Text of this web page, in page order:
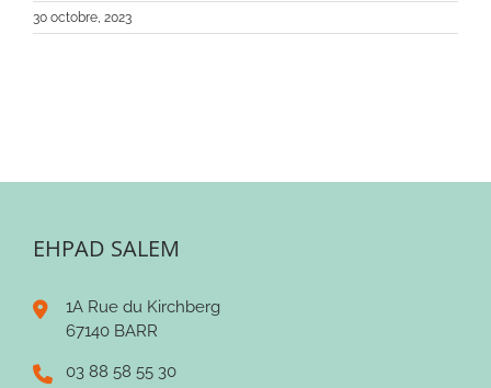
30 octobre, 2023
EHPAD SALEM
1A Rue du Kirchberg
67140 BARR
03 88 58 55 30